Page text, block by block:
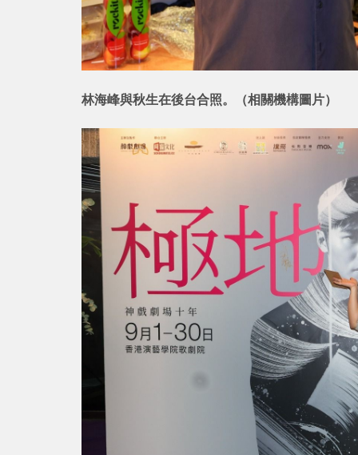
林海峰與秋生在後台合照。（相關機構圖片）